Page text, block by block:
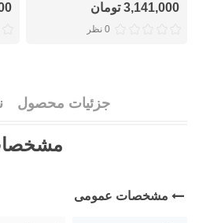
3,141,000 تومان
0 نظر
جزئیات محصول
مشخصات عمومی